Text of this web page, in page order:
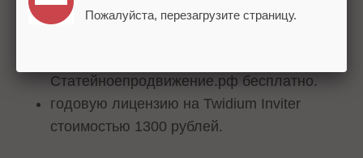
300 рублей на счет в системе Ротапост.
Статейноепродвижение.рф бесплатно.
годовую лицензию на Twidium Inviter
стоимостью 1300 рублей.
Пожалуйста, перезагрузите страницу.